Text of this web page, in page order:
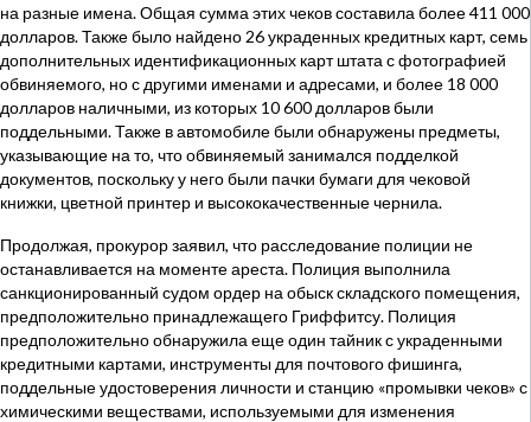
на разные имена. Общая сумма этих чеков составила более 411 000
долларов. Также было найдено 26 украденных кредитных карт, семь
дополнительных идентификационных карт штата с фотографией
обвиняемого, но с другими именами и адресами, и более 18 000
долларов наличными, из которых 10 600 долларов были
поддельными. Также в автомобиле были обнаружены предметы,
указывающие на то, что обвиняемый занимался подделкой
документов, поскольку у него были пачки бумаги для чековой
книжки, цветной принтер и высококачественные чернила.
Продолжая, прокурор заявил, что расследование полиции не
останавливается на моменте ареста. Полиция выполнила
санкционированный судом ордер на обыск складского помещения,
предположительно принадлежащего Гриффитсу. Полиция
предположительно обнаружила еще один тайник с украденными
кредитными картами, инструменты для почтового фишинга,
поддельные удостоверения личности и станцию «промывки чеков» с
химическими веществами, используемыми для изменения